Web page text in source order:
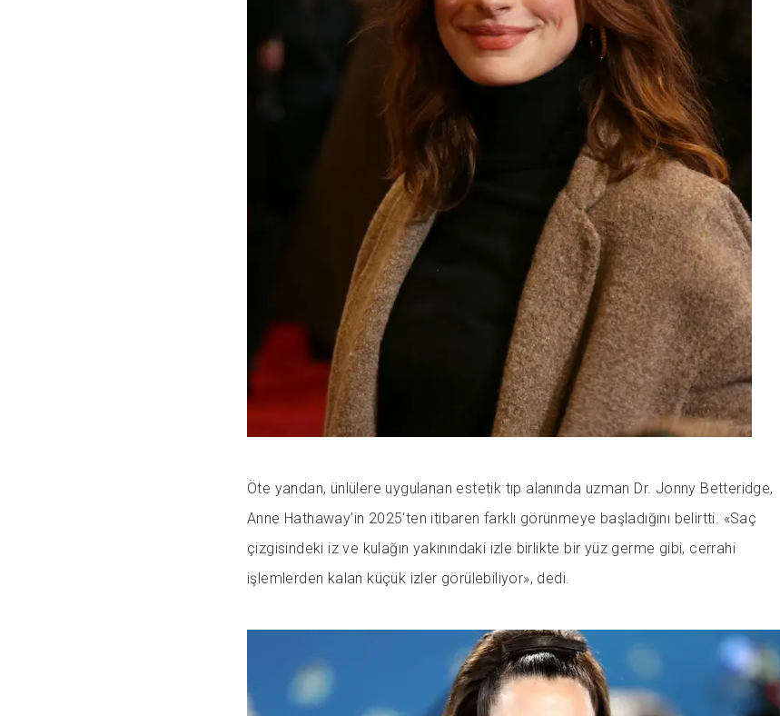
Öte yandan, ünlülere uygulanan estetik tıp alanında uzman Dr. Jonny Betteridge,
Anne Hathaway’in 2025’ten itibaren farklı görünmeye başladığını belirtti. «Saç
çizgisindeki iz ve kulağın yakınındaki izle birlikte bir yüz germe gibi, cerrahi
işlemlerden kalan küçük izler görülebiliyor», dedi.